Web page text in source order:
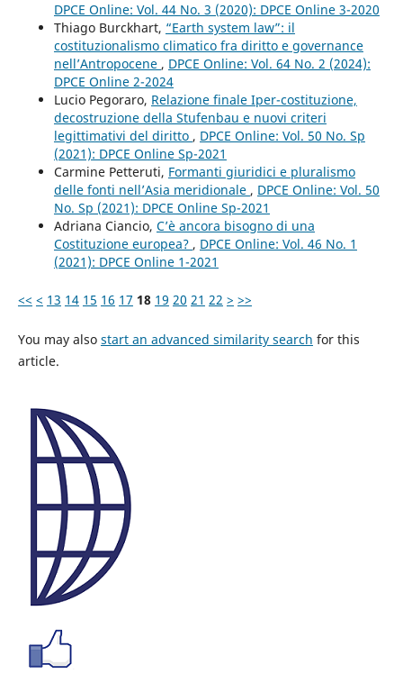
DPCE Online: Vol. 44 No. 3 (2020): DPCE Online 3-2020
Thiago Burckhart, “Earth system law”: il
costituzionalismo climatico fra diritto e governance
nell’Antropocene , DPCE Online: Vol. 64 No. 2 (2024):
DPCE Online 2-2024
Lucio Pegoraro, Relazione finale Iper-costituzione,
decostruzione della Stufenbau e nuovi criteri
legittimativi del diritto , DPCE Online: Vol. 50 No. Sp
(2021): DPCE Online Sp-2021
Carmine Petteruti, Formanti giuridici e pluralismo
delle fonti nell’Asia meridionale , DPCE Online: Vol. 50
No. Sp (2021): DPCE Online Sp-2021
Adriana Ciancio, C’è ancora bisogno di una
Costituzione europea? , DPCE Online: Vol. 46 No. 1
(2021): DPCE Online 1-2021
<< < 13 14 15 16 17 18 19 20 21 22 > >>
You may also start an advanced similarity search for this
article.